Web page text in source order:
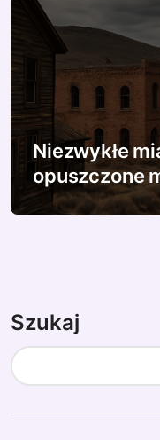
Niezwykłe
opuszczone
Szukaj